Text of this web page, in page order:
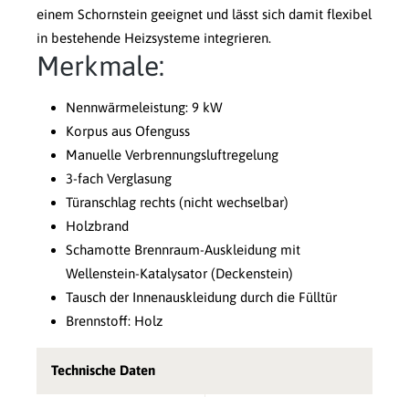
einem Schornstein geeignet und lässt sich damit flexibel
in bestehende Heizsysteme integrieren.
Merkmale:
Nennwärmeleistung: 9 kW
Korpus aus Ofenguss
Manuelle Verbrennungsluftregelung
3-fach Verglasung
Türanschlag rechts (nicht wechselbar)
Holzbrand
Schamotte Brennraum-Auskleidung mit
Wellenstein-Katalysator (Deckenstein)
Tausch der Innenauskleidung durch die Fülltür
Brennstoff: Holz
Technische Daten